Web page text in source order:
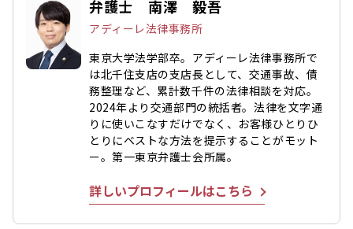
弁護士 南澤 毅吾
アディーレ法律事務所
東京大学法学部卒。アディーレ法律事務所で
は北千住支店の支店長として、交通事故、債
務整理など、累計数千件の法律相談を対応。
2024年より交通部門の統括者。法律を文字通
りに使いこなすだけでなく、お客様ひとりひ
とりにベストな方法を提示することがモット
ー。第一東京弁護士会所属。
詳しいプロフィールはこちら